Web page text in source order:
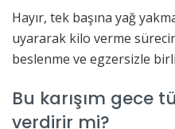
Hayır, tek başına yağ
uyararak kilo verme
beslenme ve egzersizle
Bu karışım gece
verdirir mi?